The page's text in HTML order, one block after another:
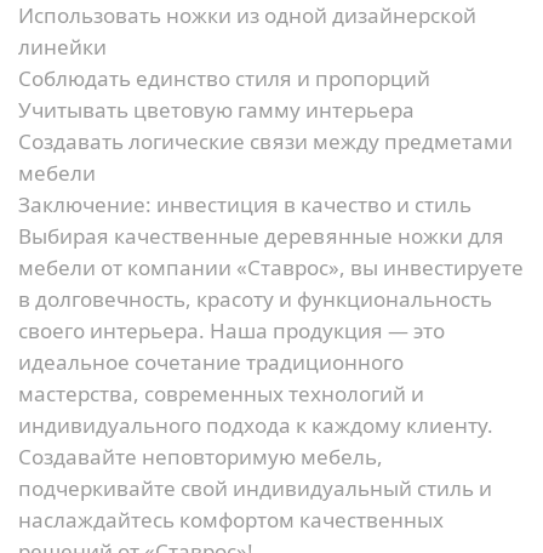
Использовать ножки из одной дизайнерской
линейки
Соблюдать единство стиля и пропорций
Учитывать цветовую гамму интерьера
Создавать логические связи между предметами
мебели
Заключение: инвестиция в качество и стиль
Выбирая качественные деревянные ножки для
мебели от компании «Ставрос», вы инвестируете
в долговечность, красоту и функциональность
своего интерьера. Наша продукция — это
идеальное сочетание традиционного
мастерства, современных технологий и
индивидуального подхода к каждому клиенту.
Создавайте неповторимую мебель,
подчеркивайте свой индивидуальный стиль и
наслаждайтесь комфортом качественных